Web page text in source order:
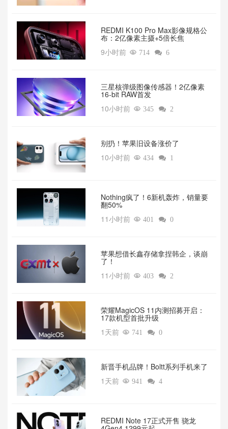
REDMI K100 Pro Max影像规格公
布：2亿像素主摄+5倍长焦
9小时前  714  6
三星核弹级图像传感器！2亿像素
16-bit RAW首发
10小时前  345  2
别扔！苹果旧设备涨价了‌
10小时前  434  1
‌Nothing疯了！6新机轰炸，销量要
翻50%‌
11小时前  401  0
苹果想借长鑫存储拿捏韩企，谈崩
了！
11小时前  403  2
荣耀MagicOS 11内测招募开启：
17款机型首批升级
1天前  741  0
新晋手机品牌！Boltt系列手机来了
1天前  941  4
REDMI Note 17正式开售 骁龙